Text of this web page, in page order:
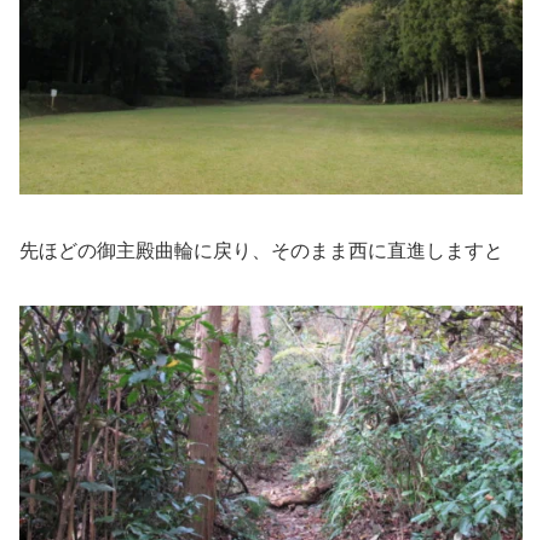
先ほどの御主殿曲輪に戻り、そのまま西に直進しますと